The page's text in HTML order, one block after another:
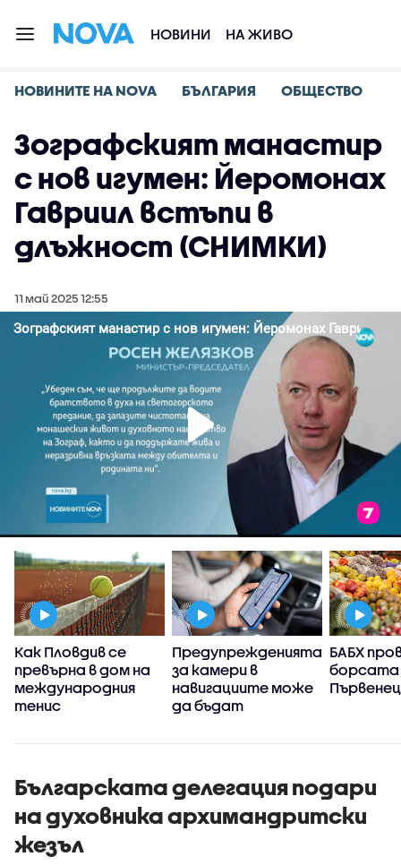
НОВИНИ НА ЖИВО
НОВИНИТЕ НА NOVA БЪЛГАРИЯ ОБЩЕСТВО
Зографският манастир
с нов игумен: Йеромонах
Гавриил встъпи в
длъжност (СНИМКИ)
11 май 2025 12:55
Как Пловдив се
превърна в дом на
международния
тенис
Предупрежденията
за камери в
навигациите може
да бъдат
направи ли това
БАБХ
борсата
Първенец
Българската делегация подари
на духовника архимандритски
жезъл